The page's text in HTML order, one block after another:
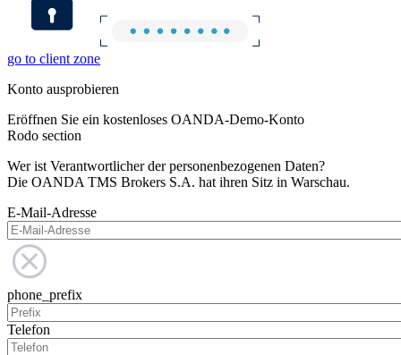
go to client zone
Konto ausprobieren
Eröffnen Sie ein kostenloses OANDA-Demo-Konto
Rodo section
Wer ist Verantwortlicher der personenbezogenen Daten?
Die OANDA TMS Brokers S.A. hat ihren Sitz in Warschau.
E-Mail-Adresse
phone_prefix
Telefon